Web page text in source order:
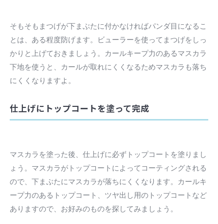
そもそもまつげが下まぶたに付かなければパンダ目になるこ
とは、ある程度防げます。ビューラーを使ってまつげをしっ
かりと上げておきましょう。カールキープ力のあるマスカラ
下地を使うと、カールが取れにくくなるためマスカラも落ち
にくくなりますよ。
仕上げにトップコートを塗って完成
マスカラを塗った後、仕上げに必ずトップコートを塗りまし
ょう。マスカラがトップコートによってコーティングされる
ので、下まぶたにマスカラが落ちにくくなります。カールキ
ープ力のあるトップコート、ツヤ出し用のトップコートなど
ありますので、お好みのものを探してみましょう。